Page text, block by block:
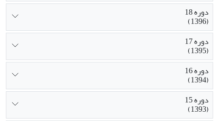
دوره 18
(1396)
دوره 17
(1395)
دوره 16
(1394)
دوره 15
(1393)